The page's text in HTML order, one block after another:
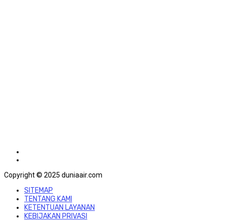
Copyright © 2025 duniaair.com
SITEMAP
TENTANG KAMI
KETENTUAN LAYANAN
KEBIJAKAN PRIVASI